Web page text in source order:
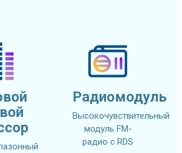
Радиомодуль
Высокочувствительный
модуль FM-
радио с RDS